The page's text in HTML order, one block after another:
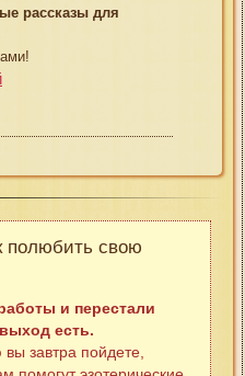
рассказы для
полюбить свою
и перестали
есть.
завтра пойдете,